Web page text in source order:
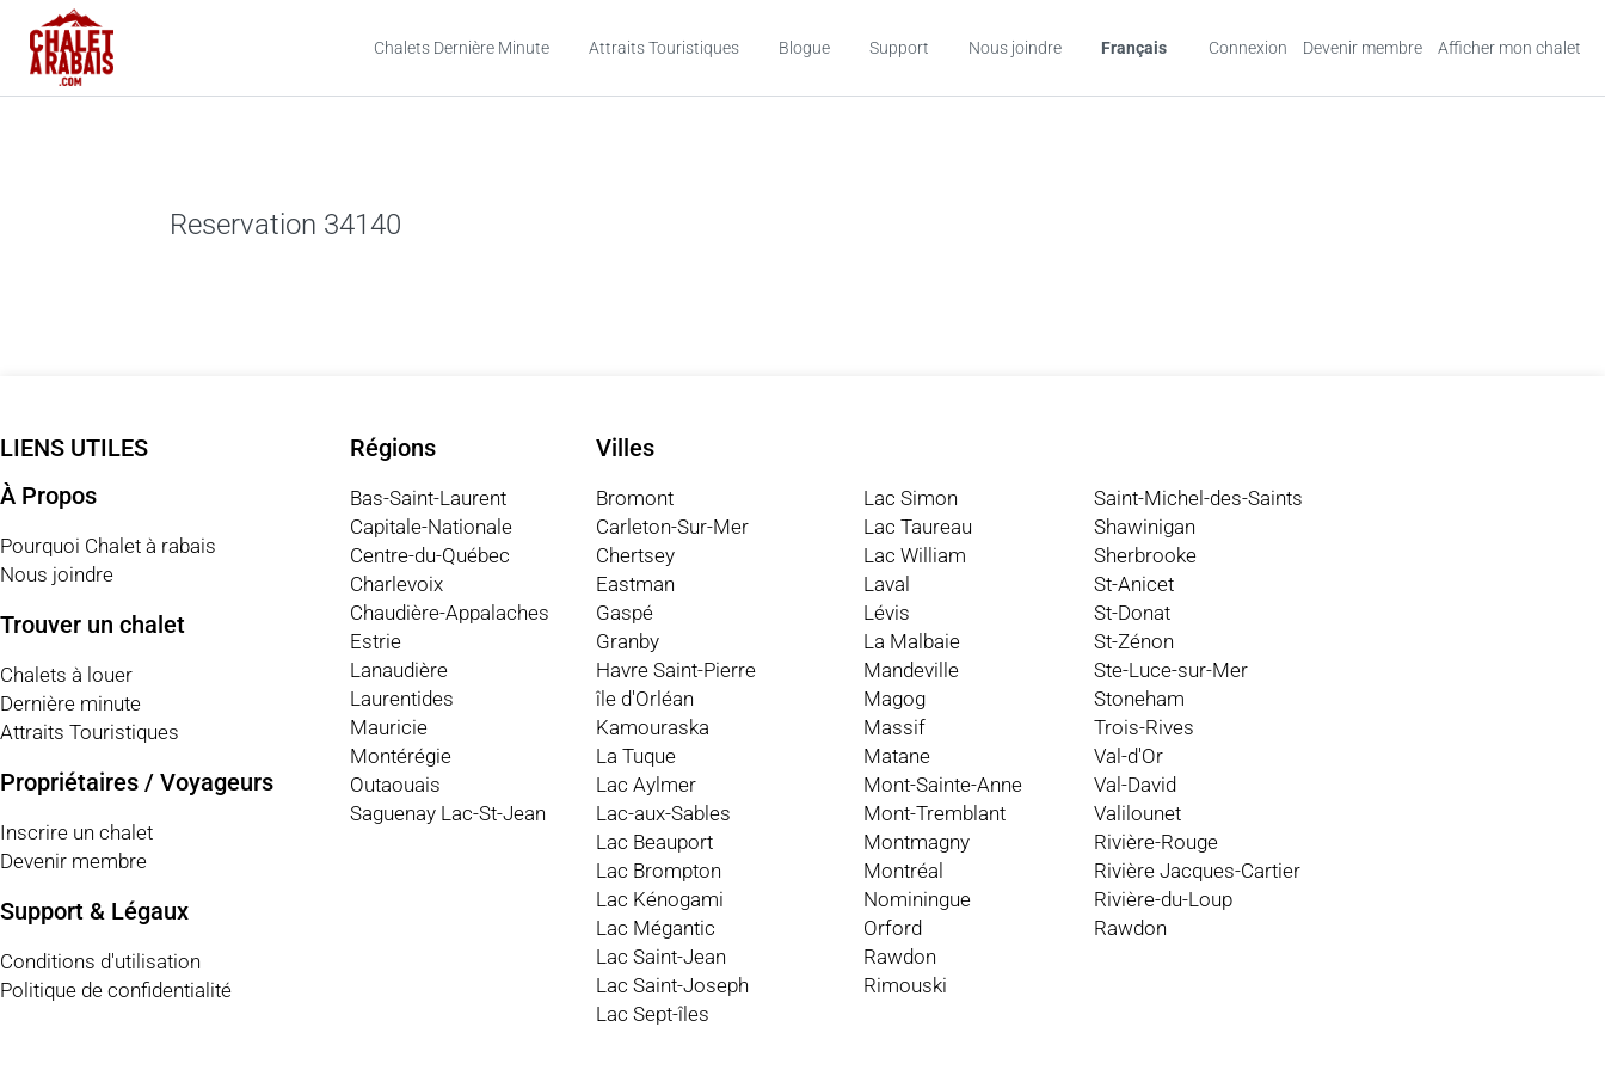
Chalets Dernière Minute Attraits Touristiques Blogue Support Nous joindre Français Connexion Devenir membre Afficher mon chalet
Reservation 34140
LIENS UTILES
À Propos
Pourquoi Chalet à rabais
Nous joindre
Trouver un chalet
Chalets à louer
Dernière minute
Attraits Touristiques
Propriétaires / Voyageurs
Inscrire un chalet
Devenir membre
Support & Légaux
Conditions d'utilisation
Politique de confidentialité
Régions
Bas-Saint-Laurent
Capitale-Nationale
Centre-du-Québec
Charlevoix
Chaudière-Appalaches
Estrie
Lanaudière
Laurentides
Mauricie
Montérégie
Outaouais
Saguenay Lac-St-Jean
Villes
Bromont
Carleton-Sur-Mer
Chertsey
Eastman
Gaspé
Granby
Havre Saint-Pierre
île d'Orléan
Kamouraska
La Tuque
Lac Aylmer
Lac-aux-Sables
Lac Beauport
Lac Brompton
Lac Kénogami
Lac Mégantic
Lac Saint-Jean
Lac Saint-Joseph
Lac Sept-îles
Lac Simon
Lac Taureau
Lac William
Laval
Lévis
La Malbaie
Mandeville
Magog
Massif
Matane
Mont-Sainte-Anne
Mont-Tremblant
Montmagny
Montréal
Nominingue
Orford
Rawdon
Rimouski
Saint-Michel-des-Saints
Shawinigan
Sherbrooke
St-Anicet
St-Donat
St-Zénon
Ste-Luce-sur-Mer
Stoneham
Trois-Rives
Val-d'Or
Val-David
Valilounet
Rivière-Rouge
Rivière Jacques-Cartier
Rivière-du-Loup
Rawdon